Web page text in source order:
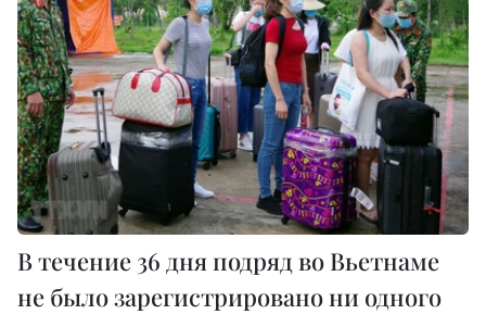
В течение 36 дня подряд во Вьетнаме
не было зарегистрировано ни одного